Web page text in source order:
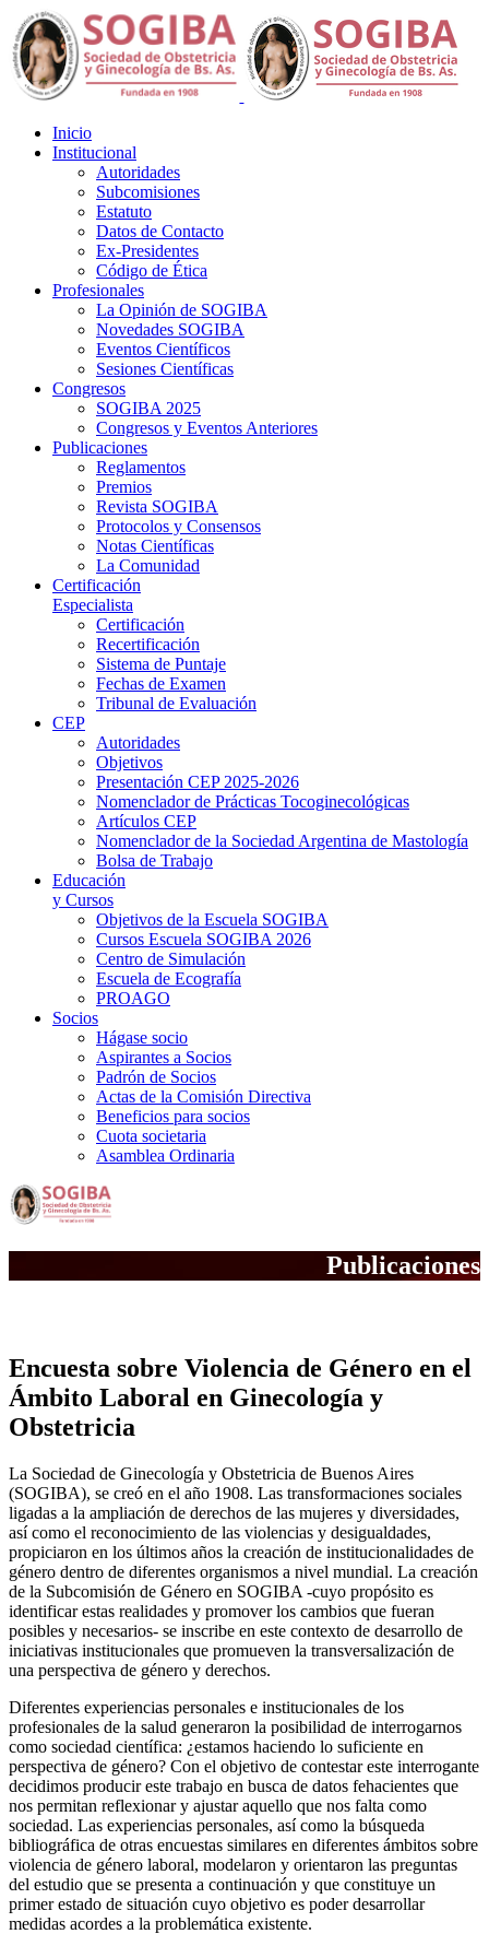
Inicio
Institucional
Autoridades
Subcomisiones
Estatuto
Datos de Contacto
Ex-Presidentes
Código de Ética
Profesionales
La Opinión de SOGIBA
Novedades SOGIBA
Eventos Científicos
Sesiones Científicas
Congresos
SOGIBA 2025
Congresos y Eventos Anteriores
Publicaciones
Reglamentos
Premios
Revista SOGIBA
Protocolos y Consensos
Notas Científicas
La Comunidad
Certificación
Especialista
Certificación
Recertificación
Sistema de Puntaje
Fechas de Examen
Tribunal de Evaluación
CEP
Autoridades
Objetivos
Presentación CEP 2025-2026
Nomenclador de Prácticas Tocoginecológicas
Artículos CEP
Nomenclador de la Sociedad Argentina de Mastología
Bolsa de Trabajo
Educación
y Cursos
Objetivos de la Escuela SOGIBA
Cursos Escuela SOGIBA 2026
Centro de Simulación
Escuela de Ecografía
PROAGO
Socios
Hágase socio
Aspirantes a Socios
Padrón de Socios
Actas de la Comisión Directiva
Beneficios para socios
Cuota societaria
Asamblea Ordinaria
Publicaciones
Encuesta sobre Violencia de Género en el
Ámbito Laboral en Ginecología y
Obstetricia
La Sociedad de Ginecología y Obstetricia de Buenos Aires
(SOGIBA), se creó en el año 1908. Las transformaciones sociales
ligadas a la ampliación de derechos de las mujeres y diversidades,
así como el reconocimiento de las violencias y desigualdades,
propiciaron en los últimos años la creación de institucionalidades de
género dentro de diferentes organismos a nivel mundial. La creación
de la Subcomisión de Género en SOGIBA -cuyo propósito es
identificar estas realidades y promover los cambios que fueran
posibles y necesarios- se inscribe en este contexto de desarrollo de
iniciativas institucionales que promueven la transversalización de
una perspectiva de género y derechos.
Diferentes experiencias personales e institucionales de los
profesionales de la salud generaron la posibilidad de interrogarnos
como sociedad científica: ¿estamos haciendo lo suficiente en
perspectiva de género? Con el objetivo de contestar este interrogante
decidimos producir este trabajo en busca de datos fehacientes que
nos permitan reflexionar y ajustar aquello que nos falta como
sociedad. Las experiencias personales, así como la búsqueda
bibliográfica de otras encuestas similares en diferentes ámbitos sobre
violencia de género laboral, modelaron y orientaron las preguntas
del estudio que se presenta a continuación y que constituye un
primer estado de situación cuyo objetivo es poder desarrollar
medidas acordes a la problemática existente.